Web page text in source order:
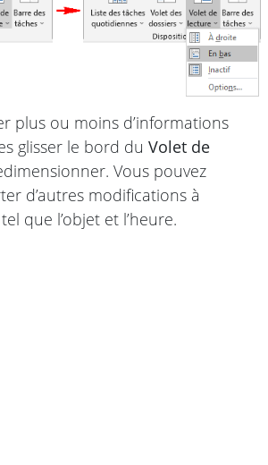
plus ou moins d’informations
glisser le bord du Volet de
Vous pouvez
d’autres modifications à
que l’objet et l’heure.